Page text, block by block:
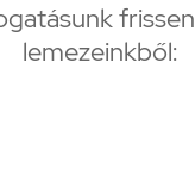
lemezeinkből: